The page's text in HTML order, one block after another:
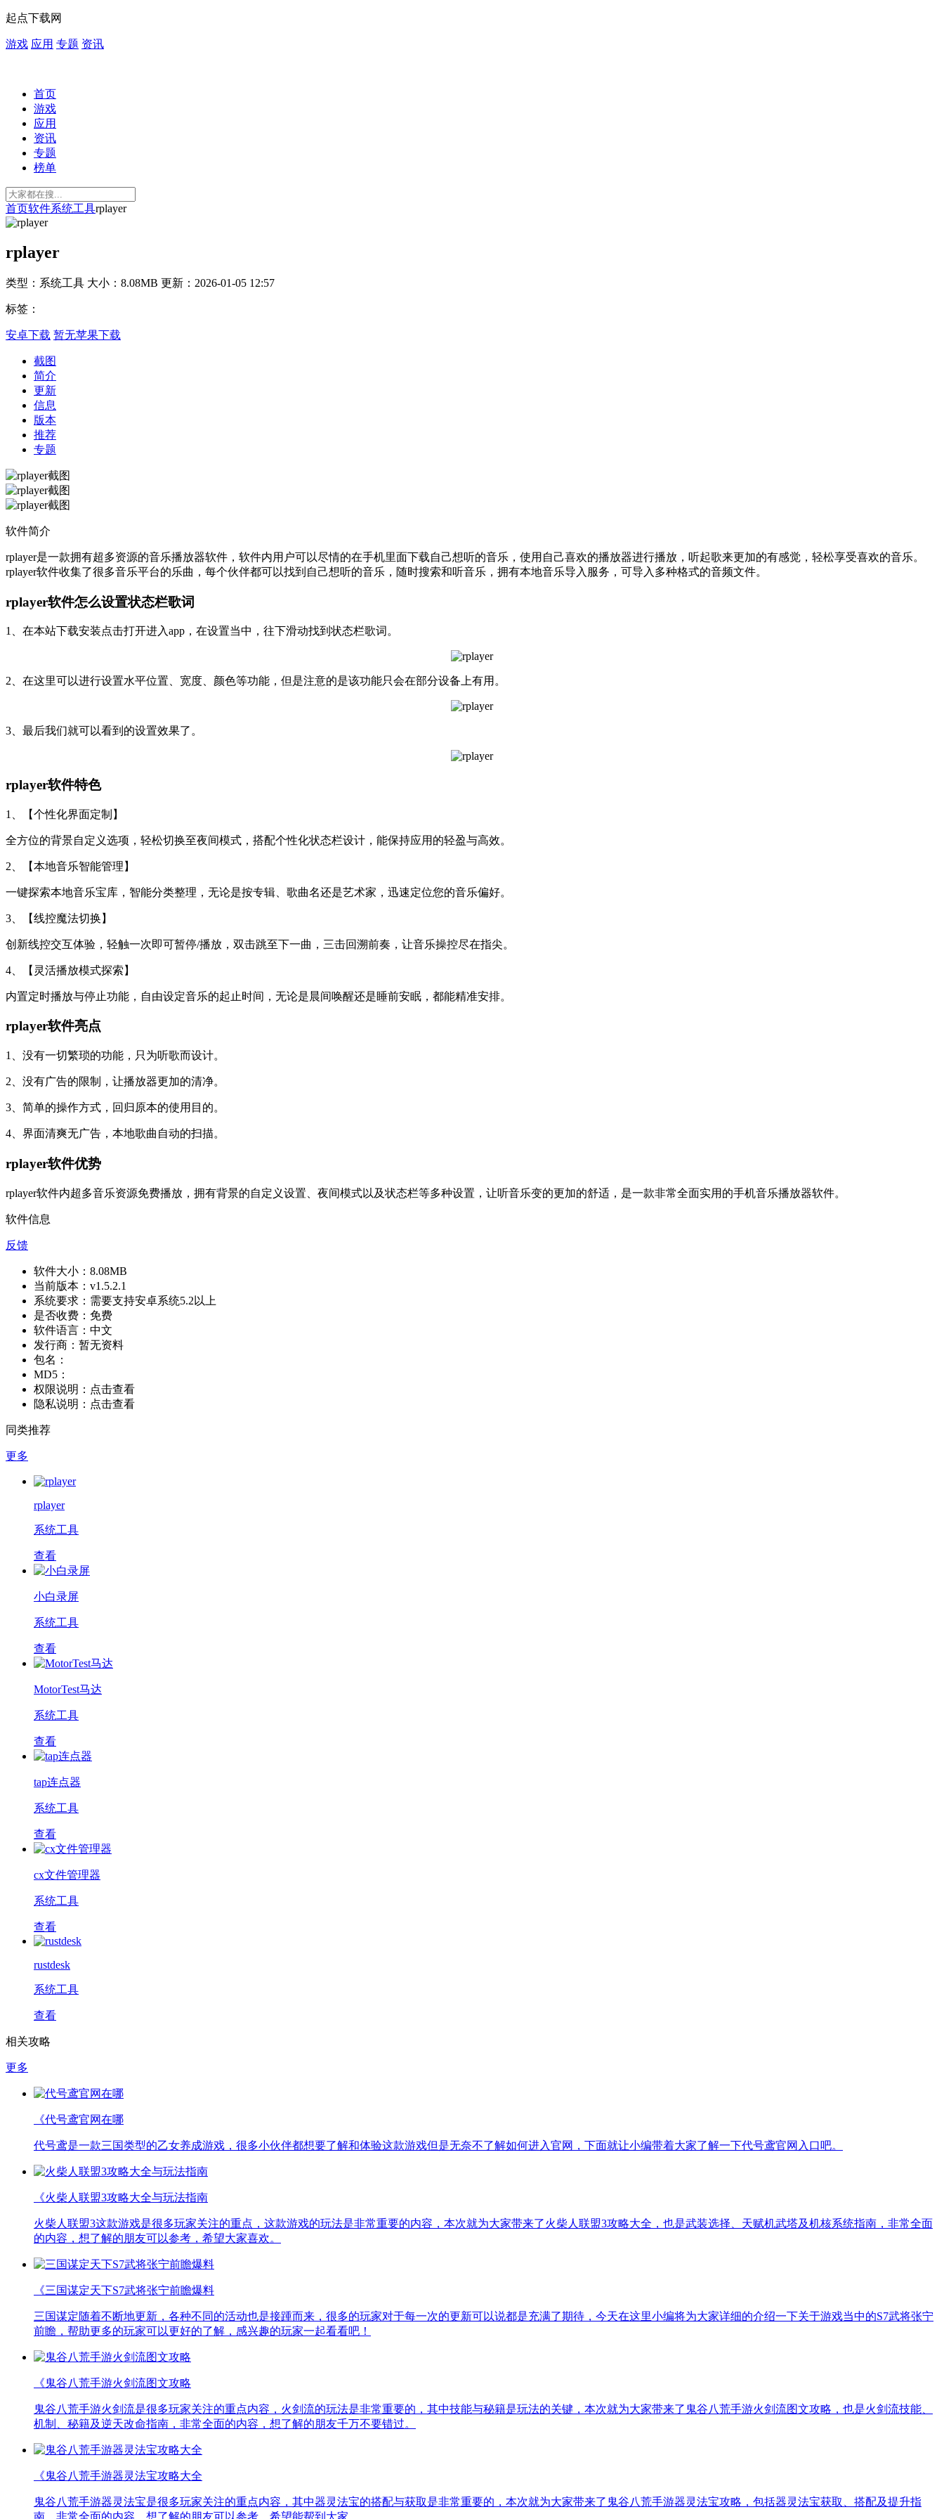
起点下载网
游戏 应用 专题 资讯
首页
游戏
应用
资讯
专题
榜单
首页软件系统工具rplayer
rplayer
类型：系统工具 大小：8.08MB 更新：2026-01-05 12:57
标签：
安卓下载 暂无苹果下载
截图
简介
更新
信息
版本
推荐
专题
软件简介
rplayer是一款拥有超多资源的音乐播放器软件，软件内用户可以尽情的在手机里面下载自己想听的音乐，使用自己喜欢的播放器进行播放，听起歌来更加的有感觉，轻松享受喜欢的音乐。
rplayer软件收集了很多音乐平台的乐曲，每个伙伴都可以找到自己想听的音乐，随时搜索和听音乐，拥有本地音乐导入服务，可导入多种格式的音频文件。
rplayer软件怎么设置状态栏歌词
1、在本站下载安装点击打开进入app，在设置当中，往下滑动找到状态栏歌词。
2、在这里可以进行设置水平位置、宽度、颜色等功能，但是注意的是该功能只会在部分设备上有用。
3、最后我们就可以看到的设置效果了。
rplayer软件特色
1、【个性化界面定制】
全方位的背景自定义选项，轻松切换至夜间模式，搭配个性化状态栏设计，能保持应用的轻盈与高效。
2、【本地音乐智能管理】
一键探索本地音乐宝库，智能分类整理，无论是按专辑、歌曲名还是艺术家，迅速定位您的音乐偏好。
3、【线控魔法切换】
创新线控交互体验，轻触一次即可暂停/播放，双击跳至下一曲，三击回溯前奏，让音乐操控尽在指尖。
4、【灵活播放模式探索】
内置定时播放与停止功能，自由设定音乐的起止时间，无论是晨间唤醒还是睡前安眠，都能精准安排。
rplayer软件亮点
1、没有一切繁琐的功能，只为听歌而设计。
2、没有广告的限制，让播放器更加的清净。
3、简单的操作方式，回归原本的使用目的。
4、界面清爽无广告，本地歌曲自动的扫描。
rplayer软件优势
rplayer软件内超多音乐资源免费播放，拥有背景的自定义设置、夜间模式以及状态栏等多种设置，让听音乐变的更加的舒适，是一款非常全面实用的手机音乐播放器软件。
软件信息
反馈
软件大小： 8.08MB
当前版本： v1.5.2.1
系统要求： 需要支持安卓系统5.2以上
是否收费： 免费
软件语言： 中文
发行商： 暂无资料
包名：
MD5：
权限说明： 点击查看
隐私说明： 点击查看
同类推荐
更多
rplayer
系统工具
查看
小白录屏
系统工具
查看
MotorTest马达
系统工具
查看
tap连点器
系统工具
查看
cx文件管理器
系统工具
查看
rustdesk
系统工具
查看
相关攻略
更多
《代号鸢官网在哪
代号鸢是一款三国类型的乙女养成游戏，很多小伙伴都想要了解和体验这款游戏但是无奈不了解如何进入官网，下面就让小编带着大家了解一下代号鸢官网入口吧。
《火柴人联盟3攻略大全与玩法指南
火柴人联盟3这款游戏是很多玩家关注的重点，这款游戏的玩法是非常重要的内容，本次就为大家带来了火柴人联盟3攻略大全，也是武装选择、天赋机武塔及机核系统指南，非常全面
的内容，想了解的朋友可以参考，希望大家喜欢。
《三国谋定天下S7武将张宁前瞻爆料
三国谋定随着不断地更新，各种不同的活动也是接踵而来，很多的玩家对于每一次的更新可以说都是充满了期待，今天在这里小编将为大家详细的介绍一下关于游戏当中的S7武将张宁
前瞻，帮助更多的玩家可以更好的了解，感兴趣的玩家一起看看吧！
《鬼谷八荒手游火剑流图文攻略
鬼谷八荒手游火剑流是很多玩家关注的重点内容，火剑流的玩法是非常重要的，其中技能与秘籍是玩法的关键，本次就为大家带来了鬼谷八荒手游火剑流图文攻略，也是火剑流技能、
机制、秘籍及逆天改命指南，非常全面的内容，想了解的朋友千万不要错过。
《鬼谷八荒手游器灵法宝攻略大全
鬼谷八荒手游器灵法宝是很多玩家关注的重点内容，其中器灵法宝的搭配与获取是非常重要的，本次就为大家带来了鬼谷八荒手游器灵法宝攻略，包括器灵法宝获取、搭配及提升指
南，非常全面的内容，想了解的朋友可以参考，希望能帮到大家。